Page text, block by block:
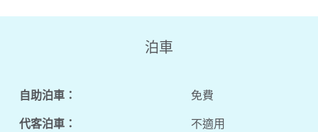
泊車
自助泊車：
免費
代客泊車：
不適用